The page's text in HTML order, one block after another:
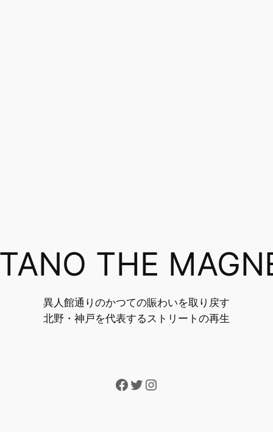
THE
異人館通りのかつての賑わいを取り戻す
北野・神戸を代表するストリートの再生
Facebook
Twitter
Instagram